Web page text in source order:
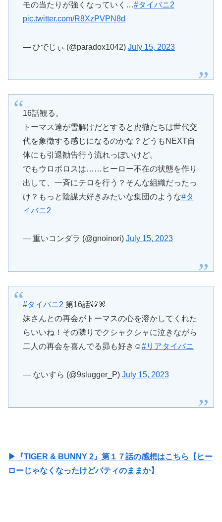
モの当たりが強くなっていく…#タイバニ2
pic.twitter.com/R8XzPVPN8d
— ひでじぃ (@paradox1042) July 15, 2023
16話観る。
トーマス達が雪解けだとすると虎徹たちは世代交
代を象徴する感じになるのかな？どうもNEXT自
体にも引退勧告行う流れっぽいけど。
でもウロボロスは……ヒーロー不在の状態を作り
出して、一斉にテロを行う？そんな組織だったっ
け？もっと陰謀大好きみたいな集団のような#タ
イバニ2
— 重いコンダラ (@gnoinori) July 15, 2023
#タイバニ2 第16話🐯🐰
妹さんとの再会がトーマスの心を溶かしてくれた
らいいね！その隣りでクシャクシャに泣きながら
二人の再会を喜んでる昴も好き☺️#リアタイバニ
— ないすら (@9slugger_P) July 15, 2023
▶『TIGER & BUNNY 2』第１７話の感想はこちら【ヒー
ローじゃなくなったけどバティのままか】